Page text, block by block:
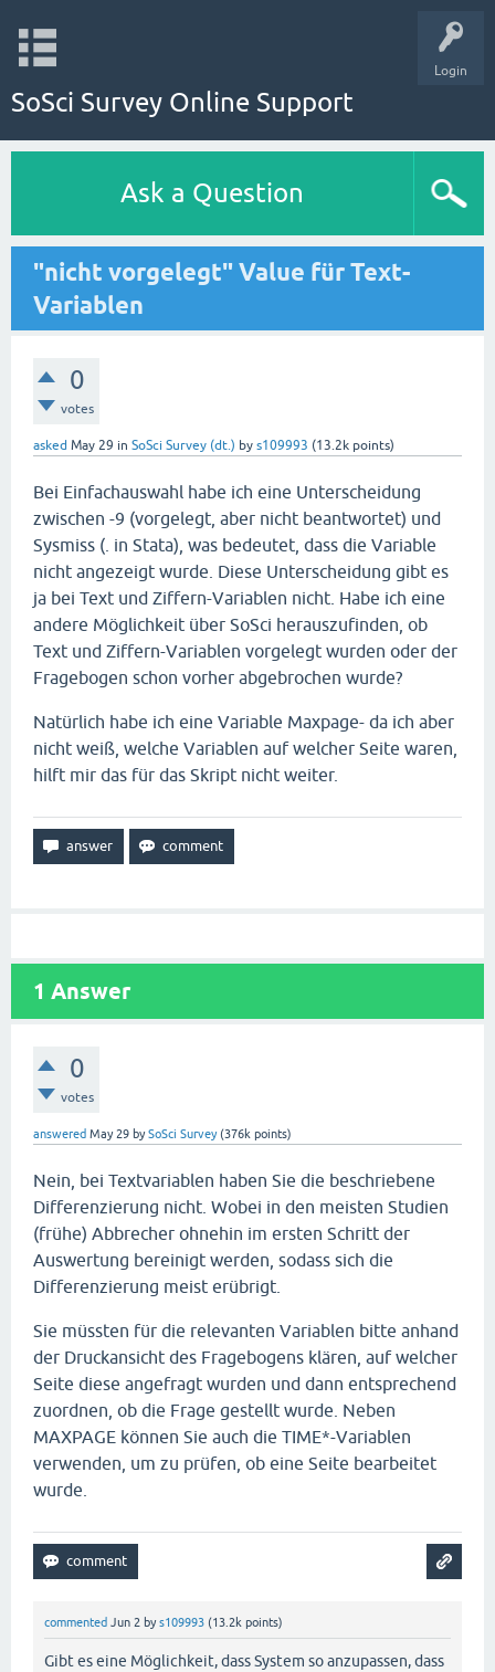
Login
SoSci Survey Online Support
Ask a Question
"nicht vorgelegt" Value für Text-
Variablen
0
votes
asked May 29 in SoSci Survey (dt.) by s109993 (13.2k points)
Bei Einfachauswahl habe ich eine Unterscheidung
zwischen -9 (vorgelegt, aber nicht beantwortet) und
Sysmiss (. in Stata), was bedeutet, dass die Variable
nicht angezeigt wurde. Diese Unterscheidung gibt es
ja bei Text und Ziffern-Variablen nicht. Habe ich eine
andere Möglichkeit über SoSci herauszufinden, ob
Text und Ziffern-Variablen vorgelegt wurden oder der
Fragebogen schon vorher abgebrochen wurde?
Natürlich habe ich eine Variable Maxpage- da ich aber
nicht weiß, welche Variablen auf welcher Seite waren,
hilft mir das für das Skript nicht weiter.
1 Answer
0
votes
answered May 29 bySoSci Survey (376k points)
Nein, bei Textvariablen haben Sie die beschriebene
Differenzierung nicht. Wobei in den meisten Studien
(frühe) Abbrecher ohnehin im ersten Schritt der
Auswertung bereinigt werden, sodass sich die
Differenzierung meist erübrigt.
Sie müssten für die relevanten Variablen bitte anhand
der Druckansicht des Fragebogens klären, auf welcher
Seite diese angefragt wurden und dann entsprechend
zuordnen, ob die Frage gestellt wurde. Neben
MAXPAGE können Sie auch die TIME*-Variablen
verwenden, um zu prüfen, ob eine Seite bearbeitet
wurde.
commented Jun 2 bys109993 (13.2k points)
Gibt es eine Möglichkeit, dass System so anzupassen, dass